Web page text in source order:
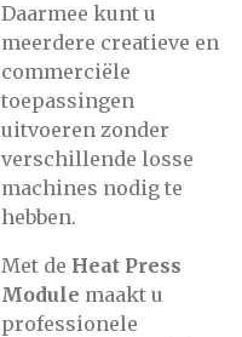
Daarmee kunt u
meerdere creatieve en
commerciële
toepassingen
uitvoeren zonder
verschillende losse
machines nodig te
hebben.
Met de Heat Press
Module maakt u
professionele